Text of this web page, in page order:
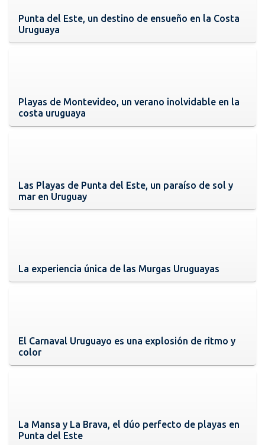
Punta del Este, un destino de ensueño en la Costa
Uruguaya
Playas de Montevideo, un verano inolvidable en la
costa uruguaya
Las Playas de Punta del Este, un paraíso de sol y
mar en Uruguay
La experiencia única de las Murgas Uruguayas
El Carnaval Uruguayo es una explosión de ritmo y
color
La Mansa y La Brava, el dúo perfecto de playas en
Punta del Este